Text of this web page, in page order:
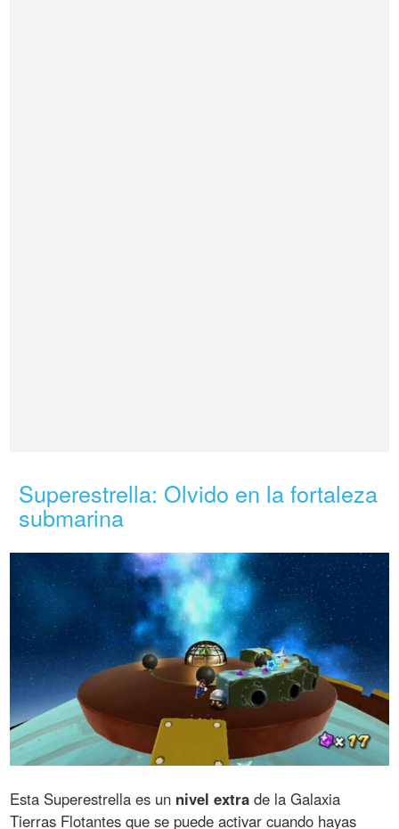
Superestrella: Olvido en la fortaleza
submarina
Esta Superestrella es un nivel extra de la Galaxia
Tierras Flotantes que se puede activar cuando hayas